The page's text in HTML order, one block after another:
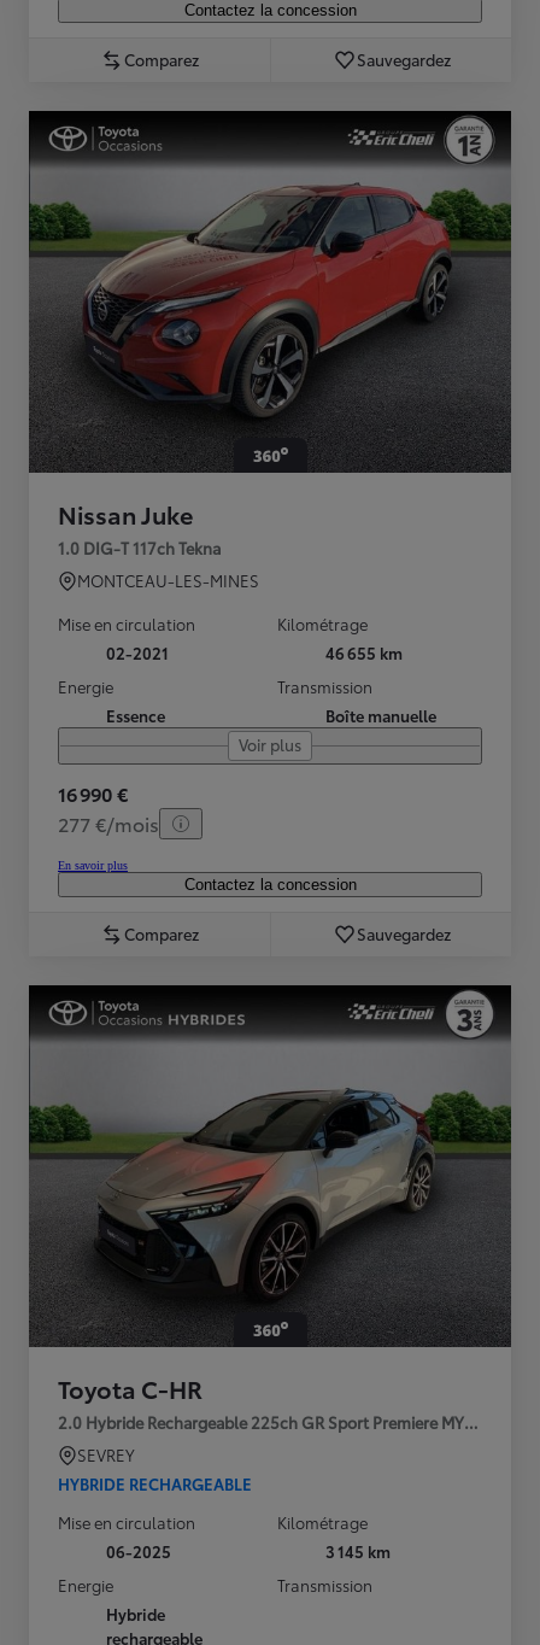
Contactez la concession
Comparez Sauvegardez
Nissan Juke
1.0 DIG-T 117ch Tekna
MONTCEAU-LES-MINES
Mise en circulation
02-2021
Kilométrage
46 655 km
Energie
Essence
Transmission
Boîte manuelle
Voir plus
16 990 €
277 €/mois
En savoir plus
Contactez la concession
Comparez Sauvegardez
Toyota C-HR
2.0 Hybride Rechargeable 225ch GR Sport Premiere MY25
SEVREY
HYBRIDE RECHARGEABLE
Mise en circulation
06-2025
Kilométrage
3 145 km
Energie
Hybride
rechargeable
Transmission